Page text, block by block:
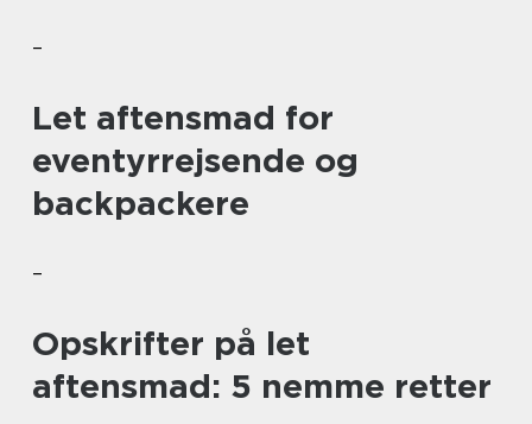
–
Let aftensmad for
eventyrrejsende og
backpackere
–
Opskrifter på let
aftensmad: 5 nemme retter